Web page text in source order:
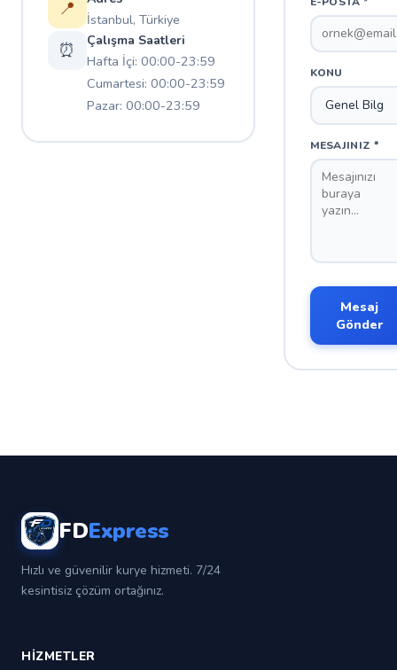
📍 İstanbul, Türkiye
⏰ Çalışma Saatleri
Hafta İçi: 00:00-23:59
Cumartesi: 00:00-23:59
Pazar: 00:00-23:59
KONU
MESAJINIZ *
Mesaj
Gönder
🚀 Yeni Sipariş
💳 Güvenli Ödeme
FDExpress
Hızlı ve güvenilir kurye hizmeti. 7/24
kesintisiz çözüm ortağınız.
HIZMETLER